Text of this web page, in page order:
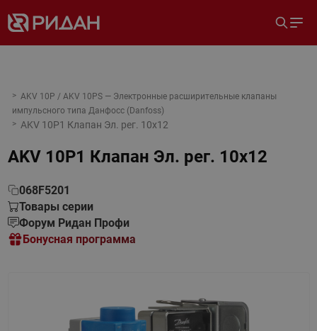
AKV 10P / AKV 10PS — Электронные расширительные клапаны
импульсного типа Данфосс (Danfoss)
AKV 10P1 Клапан Эл. рег. 10x12
AKV 10P1 Клапан Эл. рег. 10x12
068F5201
Товары серии
Форум Ридан Профи
Бонусная программа